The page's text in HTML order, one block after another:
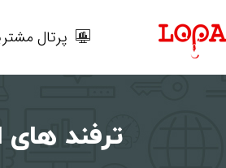
پرتال
ترفند های